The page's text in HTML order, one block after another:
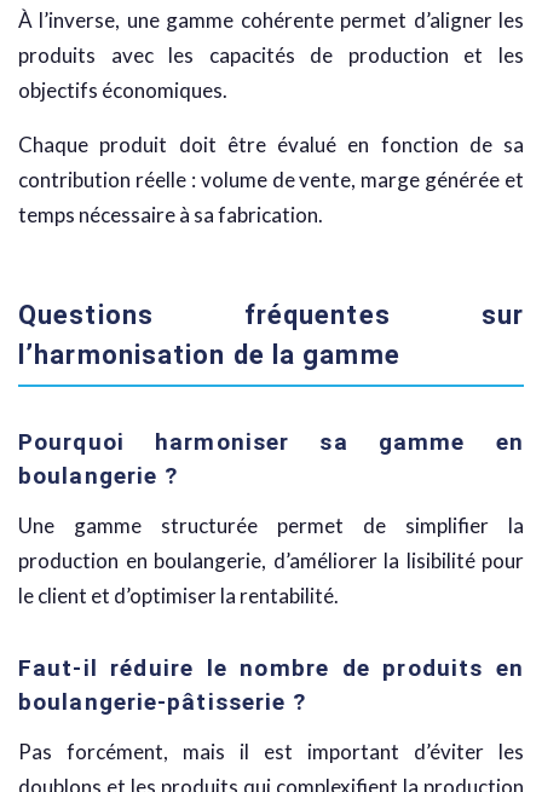
À l’inverse, une gamme cohérente permet d’aligner les
produits avec les capacités de production et les
objectifs économiques.
Chaque produit doit être évalué en fonction de sa
contribution réelle : volume de vente, marge générée et
temps nécessaire à sa fabrication.
Questions fréquentes sur
l’harmonisation de la gamme
Pourquoi harmoniser sa gamme en
boulangerie ?
Une gamme structurée permet de simplifier la
production en boulangerie, d’améliorer la lisibilité pour
le client et d’optimiser la rentabilité.
Faut-il réduire le nombre de produits en
boulangerie-pâtisserie ?
Pas forcément, mais il est important d’éviter les
doublons et les produits qui complexifient la production